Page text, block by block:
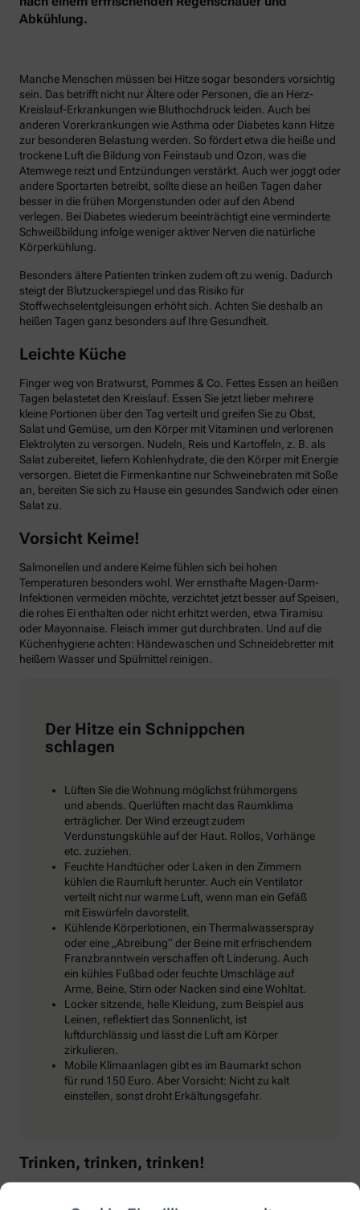
Abkühlung.
Manche Menschen müssen bei Hitze sogar besonders vorsichtig
sein. Das betrifft nicht nur Ältere oder Personen, die an Herz-
Kreislauf-Erkrankungen wie Bluthochdruck leiden. Auch bei
anderen Vorerkrankungen wie Asthma oder Diabetes kann Hitze
zur besonderen Belastung werden. So fördert etwa die heiße und
trockene Luft die Bildung von Feinstaub und Ozon, was die
Atemwege reizt und Entzündungen verstärkt. Auch wer joggt oder
andere Sportarten betreibt, sollte diese an heißen Tagen daher
besser in die frühen Morgenstunden oder auf den Abend
verlegen. Bei Diabetes wiederum beeinträchtigt eine verminderte
Schweißbildung infolge weniger aktiver Nerven die natürliche
Körperkühlung.
Besonders ältere Patienten trinken zudem oft zu wenig. Dadurch
steigt der Blutzuckerspiegel und das Risiko für
Stoffwechselentgleisungen erhöht sich. Achten Sie deshalb an
heißen Tagen ganz besonders auf Ihre Gesundheit.
Leichte Küche
Finger weg von Bratwurst, Pommes & Co. Fettes Essen an heißen
Tagen belastetet den Kreislauf. Essen Sie jetzt lieber mehrere
kleine Portionen über den Tag verteilt und greifen Sie zu Obst,
Salat und Gemüse, um den Körper mit Vitaminen und verlorenen
Elektrolyten zu versorgen. Nudeln, Reis und Kartoffeln, z. B. als
Salat zubereitet, liefern Kohlenhydrate, die den Körper mit Energie
versorgen. Bietet die Firmenkantine nur Schweinebraten mit Soße
an, bereiten Sie sich zu Hause ein gesundes Sandwich oder einen
Salat zu.
Vorsicht Keime!
Salmonellen und andere Keime fühlen sich bei hohen
Temperaturen besonders wohl. Wer ernsthafte Magen-Darm-
Infektionen vermeiden möchte, verzichtet jetzt besser auf Speisen,
die rohes Ei enthalten oder nicht erhitzt werden, etwa Tiramisu
oder Mayonnaise. Fleisch immer gut durchbraten. Und auf die
Küchenhygiene achten: Händewaschen und Schneidebretter mit
heißem Wasser und Spülmittel reinigen.
Der Hitze ein Schnippchen
schlagen
Lüften Sie die Wohnung möglichst frühmorgens
und abends. Querlüften macht das Raumklima
erträglicher. Der Wind erzeugt zudem
Verdunstungskühle auf der Haut. Rollos, Vorhänge
etc. zuziehen.
Feuchte Handtücher oder Laken in den Zimmern
kühlen die Raumluft herunter. Auch ein Ventilator
verteilt nicht nur warme Luft, wenn man ein Gefäß
mit Eiswürfeln davorstellt.
Kühlende Körperlotionen, ein Thermalwasserspray
oder eine „Abreibung“ der Beine mit erfrischendem
Franzbranntwein verschaffen oft Linderung. Auch
ein kühles Fußbad oder feuchte Umschläge auf
Arme, Beine, Stirn oder Nacken sind eine Wohltat.
Locker sitzende, helle Kleidung, zum Beispiel aus
Leinen, reflektiert das Sonnenlicht, ist
luftdurchlässig und lässt die Luft am Körper
zirkulieren.
Mobile Klimaanlagen gibt es im Baumarkt schon
für rund 150 Euro. Aber Vorsicht: Nicht zu kalt
einstellen, sonst droht Erkältungsgefahr.
Trinken, trinken, trinken!